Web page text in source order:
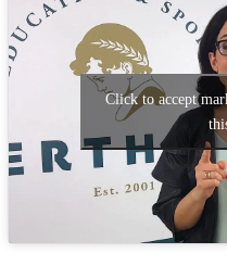
Click to accept